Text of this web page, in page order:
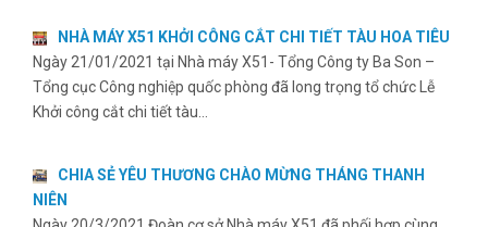
NHÀ MÁY X51 KHỞI CÔNG CẮT CHI TIẾT TÀU HOA TIÊU
Ngày 21/01/2021 tại Nhà máy X51- Tổng Công ty Ba Son –
Tổng cục Công nghiệp quốc phòng đã long trọng tổ chức Lễ
Khởi công cắt chi tiết tàu…
CHIA SẺ YÊU THƯƠNG CHÀO MỪNG THÁNG THANH
NIÊN